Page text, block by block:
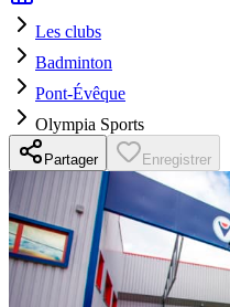
Les clubs
Badminton
Pont-Évêque
Olympia Sports
Partager Enregistrer